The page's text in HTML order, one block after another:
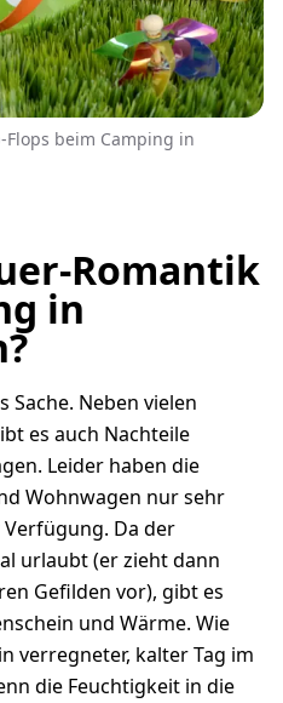
beim Camping in
Romantik
in
Neben vielen
es auch Nachteile
Leider haben die
Wohnwagen nur sehr
Da der
urlaubt (er zieht dann
Gefilden vor), gibt es
und Wärme. Wie
verregneter, kalter Tag im
die Feuchtigkeit in die